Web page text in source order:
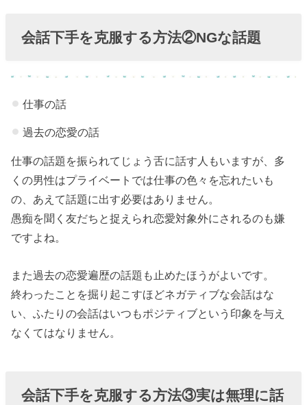
会話下手を克服する方法②NGな話題
仕事の話
過去の恋愛の話
仕事の話題を振られてじょう舌に話す人もいますが、多
くの男性はプライベートでは仕事の色々を忘れたいも
の、あえて話題に出す必要はありません。
愚痴を聞く友だちと捉えられ恋愛対象外にされるのも嫌
ですよね。
また過去の恋愛遍歴の話題も止めたほうがよいです。
終わったことを掘り起こすほどネガティブな会話はな
い、ふたりの会話はいつもポジティブという印象を与え
なくてはなりません。
会話下手を克服する方法③実は無理に話